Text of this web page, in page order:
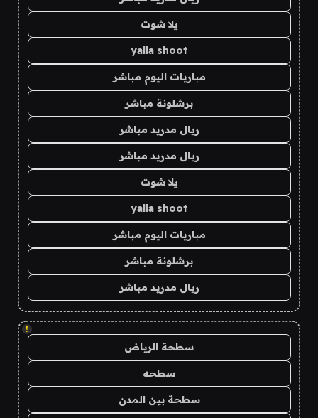
يلا شوت
yalla shoot
مباريات اليوم مباشر
برشلونة مباشر
ريال مدريد مباشر
ريال مدريد مباشر
يلا شوت
yalla shoot
مباريات اليوم مباشر
برشلونة مباشر
ريال مدريد مباشر
!
سطحة الرياض
سطحه
سطحة بين المدن